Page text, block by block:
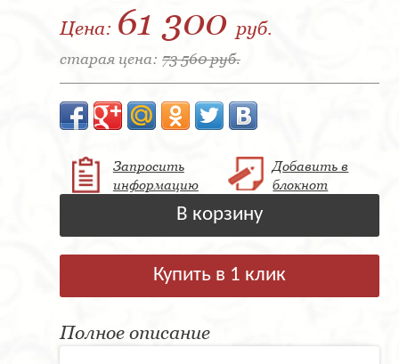
Цена: 61 300 руб.
старая цена: 73 560 руб.
Запросить
информацию
Добавить в
блокнот
В корзину
Купить в 1 клик
Полное описание